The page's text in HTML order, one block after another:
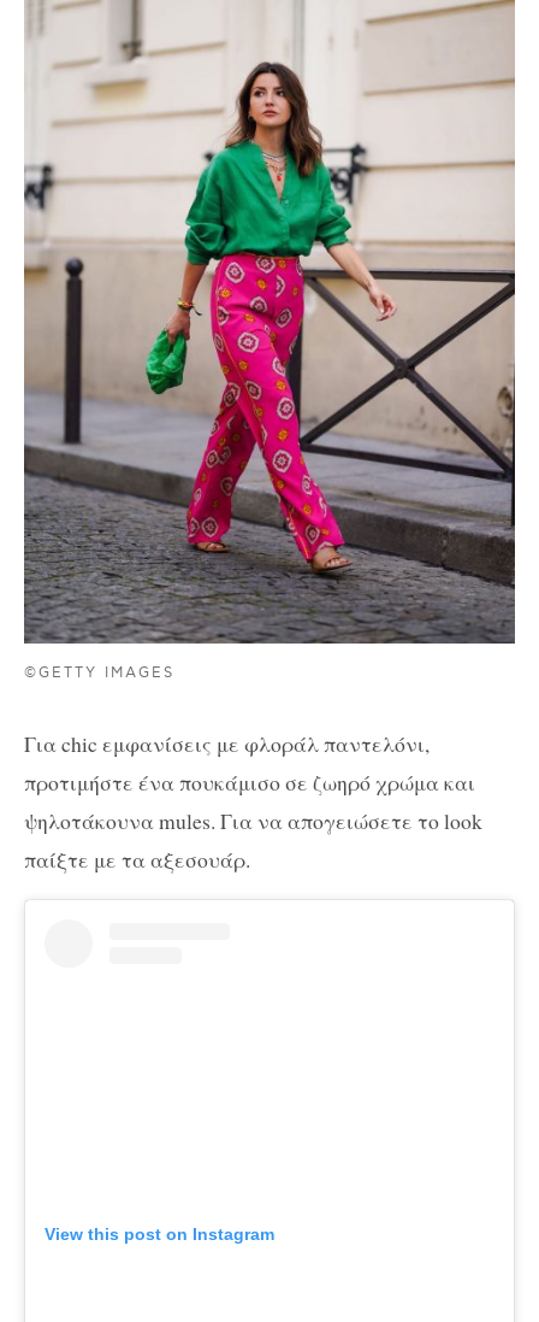
©GETTY IMAGES
Για chic εμφανίσεις με φλοράλ παντελόνι,
προτιμήστε ένα πουκάμισο σε ζωηρό χρώμα και
ψηλοτάκουνα mules. Για να απογειώσετε το look
παίξτε με τα αξεσουάρ.
View this post on Instagram